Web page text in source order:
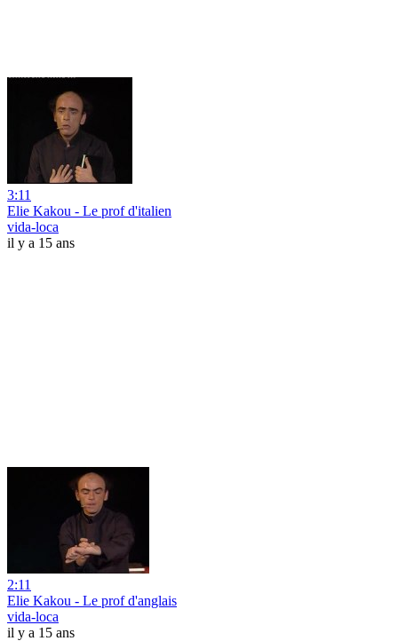
3:11
Elie Kakou - Le prof d'italien
vida-loca
il y a 15 ans
2:11
Elie Kakou - Le prof d'anglais
vida-loca
il y a 15 ans